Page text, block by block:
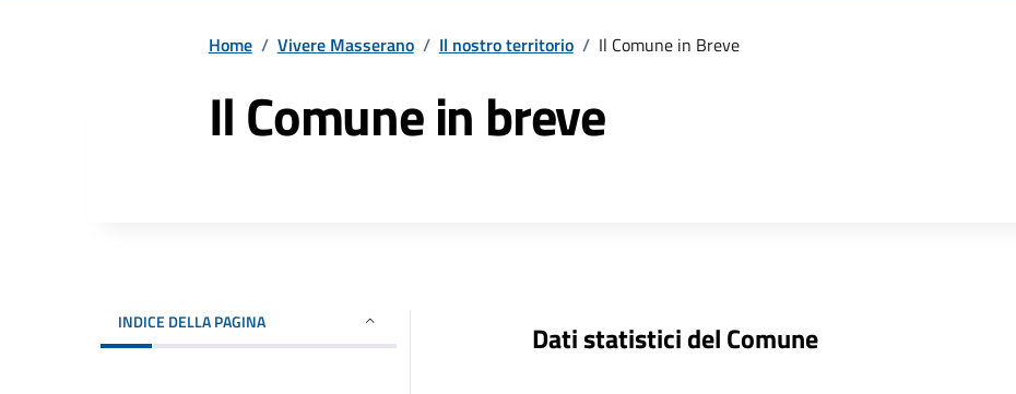
Home / Vivere Masserano / Il nostro territorio / Il Comune in Breve
Il Comune in breve
INDICE DELLA PAGINA Dati statistici del Comune